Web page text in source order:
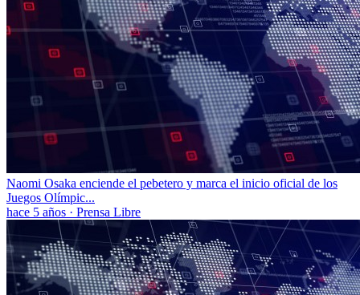
Naomi Osaka enciende el pebetero y marca el inicio oficial de los
Juegos Olímpic...
hace 5 años · Prensa Libre